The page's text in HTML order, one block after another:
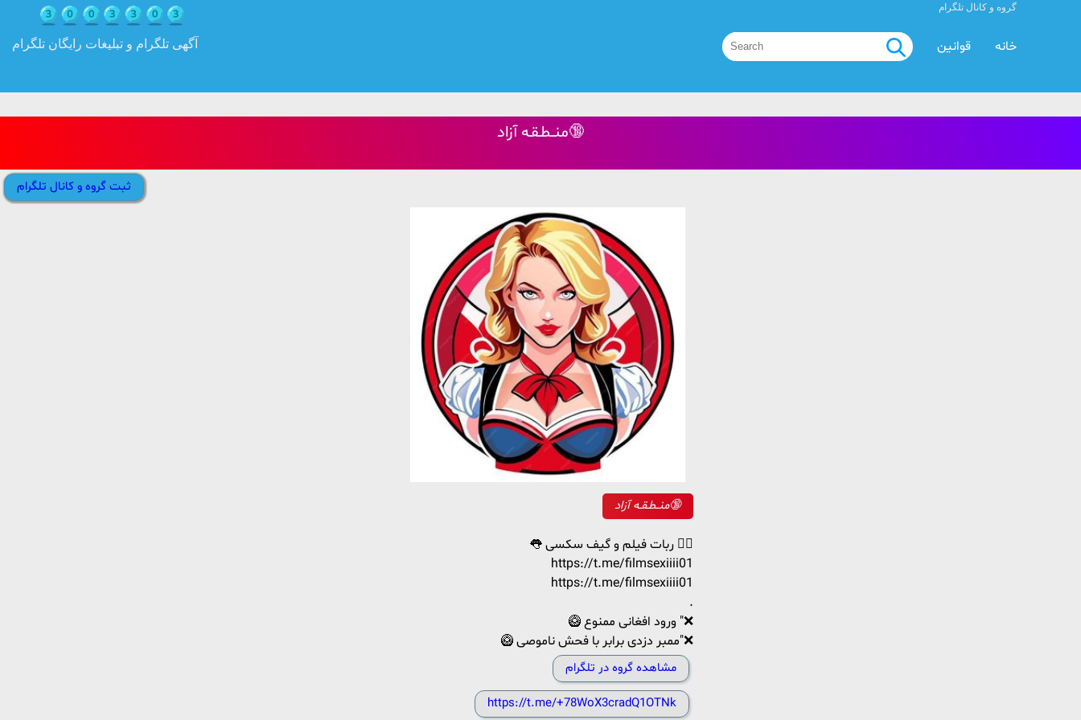
آگهی تلگرام و تبلیغات رایگان تلگرام
گروه و کانال تلگرام
قوانین خانه
منــطـقـه آزاد🔞
ثبت گروه و کانال تلگرام
منــطـقـه آزاد🔞
👅 ربات فیلم و گیف سکسی 👇🏼
https://t.me/filmsexiiii01
https://t.me/filmsexiiii01
.
🥝 ورود افغانی ممنوع "❌
🥝 ممبر دزدی برابر با فحش ناموصی"❌
مشاهده گروه در تلگرام
https://t.me/+78WoX3cradQ1OTNk